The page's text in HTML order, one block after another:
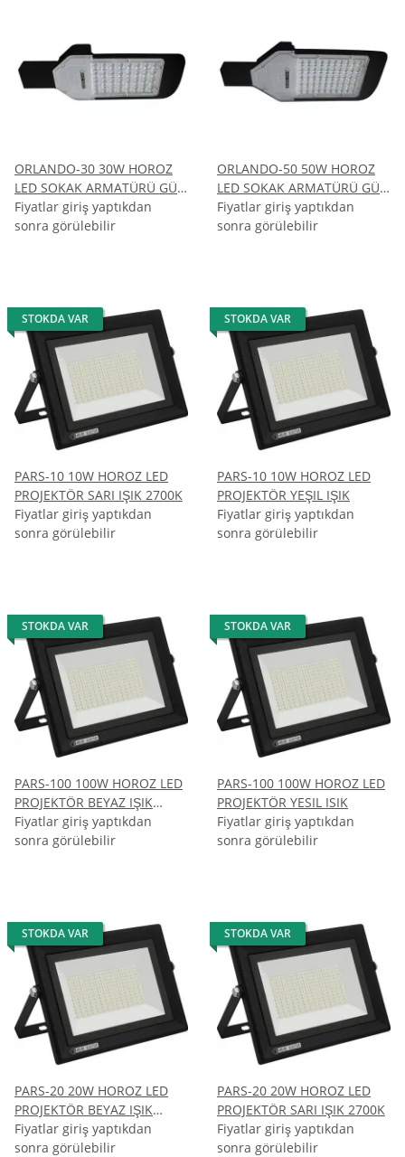
ORLANDO-30 30W HOROZ
LED SOKAK ARMATÜRÜ GÜN
ISIGI 4200K
Fiyatlar giriş yaptıkdan
sonra görülebilir
ORLANDO-50 50W HOROZ
LED SOKAK ARMATÜRÜ GÜN
ISIGI 4200K
Fiyatlar giriş yaptıkdan
sonra görülebilir
STOKDA VAR
PARS-10 10W HOROZ LED
PROJEKTÖR SARI IŞIK 2700K
Fiyatlar giriş yaptıkdan
sonra görülebilir
STOKDA VAR
PARS-10 10W HOROZ LED
PROJEKTÖR YEŞIL IŞIK
Fiyatlar giriş yaptıkdan
sonra görülebilir
STOKDA VAR
PARS-100 100W HOROZ LED
PROJEKTÖR BEYAZ IŞIK
6400K
Fiyatlar giriş yaptıkdan
sonra görülebilir
STOKDA VAR
PARS-100 100W HOROZ LED
PROJEKTÖR YESIL ISIK
Fiyatlar giriş yaptıkdan
sonra görülebilir
STOKDA VAR
PARS-20 20W HOROZ LED
PROJEKTÖR BEYAZ IŞIK
6400K
Fiyatlar giriş yaptıkdan
sonra görülebilir
STOKDA VAR
PARS-20 20W HOROZ LED
PROJEKTÖR SARI IŞIK 2700K
Fiyatlar giriş yaptıkdan
sonra görülebilir